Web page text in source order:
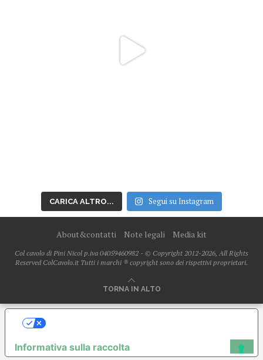
CARICA ALTRO... Segui su Instagram
About&contatti Note legali Media kit
Col cavolo di Pini Nicol p.iva 04059460982 - © Copyright 2012-2026, All Rights
Reserved ColCavolo.it Tutti i marchi ® copyright sono dei rispettivi proprietari.
TORNA IN ALTO
Informativa sulla raccolta